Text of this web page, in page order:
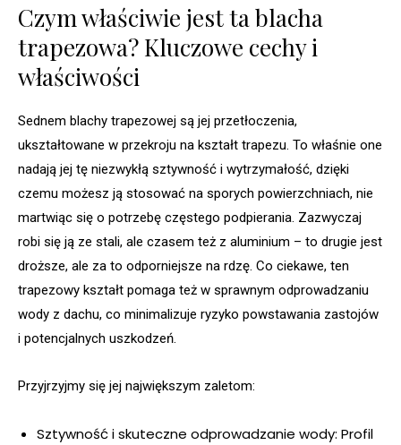
Czym właściwie jest ta blacha
trapezowa? Kluczowe cechy i
właściwości
Sednem blachy trapezowej są jej przetłoczenia,
ukształtowane w przekroju na kształt trapezu. To właśnie one
nadają jej tę niezwykłą sztywność i wytrzymałość, dzięki
czemu możesz ją stosować na sporych powierzchniach, nie
martwiąc się o potrzebę częstego podpierania. Zazwyczaj
robi się ją ze stali, ale czasem też z aluminium – to drugie jest
droższe, ale za to odporniejsze na rdzę. Co ciekawe, ten
trapezowy kształt pomaga też w sprawnym odprowadzaniu
wody z dachu, co minimalizuje ryzyko powstawania zastojów
i potencjalnych uszkodzeń.
Przyjrzyjmy się jej największym zaletom:
Sztywność i skuteczne odprowadzanie wody: Profil